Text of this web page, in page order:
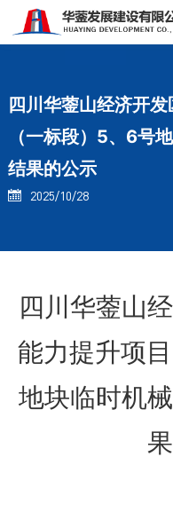
四川华蓥山经济开
（一标段）5、6号
结果的公示
 2025/10/28
四川华蓥山
能力提升项目
地块临时机